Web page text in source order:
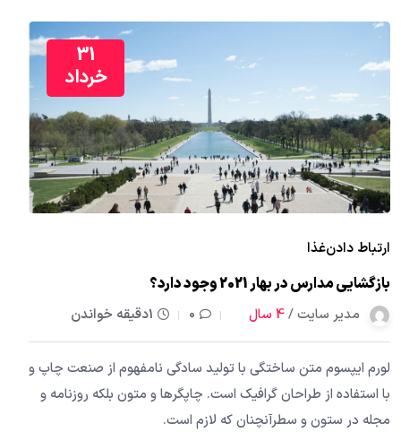
31
خرداد
ارتباط دادنغذا
بازگشایی مدارس در بهار 2021 وجود دارد؟
مدیر سایت /4 سال 0 1دقیقه خواندن
لورم ایپسوم متن ساختگی با تولید سادگی نامفهوم از صنعت چاپ و
با استفاده از طراحان گرافیک است. چاپگرها و متون بلکه روزنامه و
مجله در ستون و سطرآنچنان که لازم است.